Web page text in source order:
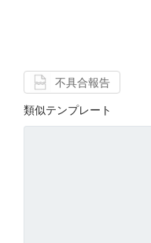
不具合報告
類似テンプレート